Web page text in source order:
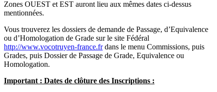
Zones OUEST et EST auront lieu aux mêmes dates ci-dessus
mentionnées.
Vous trouverez les dossiers de demande de Passage, d’Equivalence
ou d’Homologation de Grade sur le site Fédéral
http://www.vocotruyen-france.frdans le menu Commissions, puis
Grades, puis Dossier de Passage de Grade, Equivalence ou
Homologation.
Important : Dates de clôture des Inscriptions :